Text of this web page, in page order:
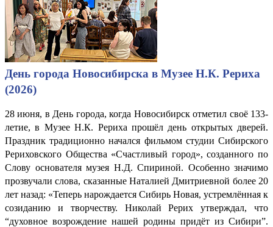
День города Новосибирска в Музее Н.К. Рериха
(2026)
28 июня, в День города, когда Новосибирск отметил своё 133-
летие, в Музее Н.К. Рериха прошёл день открытых дверей.
Праздник традиционно начался фильмом студии Сибирского
Рериховского Общества «Счастливый город», созданного по
Слову основателя музея Н.Д. Спириной. Особенно значимо
прозвучали слова, сказанные Наталией Дмитриевной более 20
лет назад: «Теперь нарождается Сибирь Новая, устремлённая к
созиданию и творчеству. Николай Рерих утверждал, что
“духовное возрождение нашей родины придёт из Сибири”.